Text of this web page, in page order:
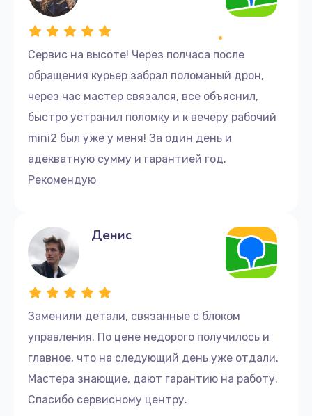
Сервис на высоте! Через полчаса после
обращения курьер забрал поломаный дрон,
через час мастер связался, все объяснил,
быстро устранил поломку и к вечеру рабочий
mini2 был уже у меня! За один день и
адекватную сумму и гарантией год.
Рекомендую
Заменили детали, связанные с блоком
управления. По цене недорого получилось и
главное, что на следующий день уже отдали.
Мастера знающие, дают гарантию на работу.
Спасибо сервисному центру.
Денис